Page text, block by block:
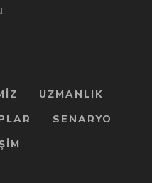
UZMANLIK
SENARYO